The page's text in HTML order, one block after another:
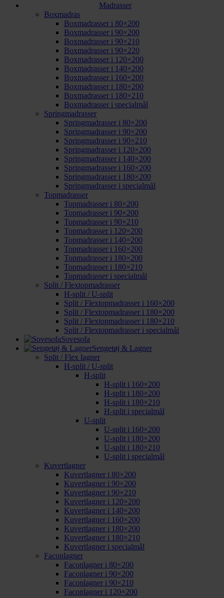
Madrasser
Boxmadras
Boxmadrasser i 80×200
Boxmadrasser i 90×200
Boxmadrasser i 90×210
Boxmadrasser i 90×220
Boxmadrasser i 120×200
Boxmadrasser i 140×200
Boxmadrasser i 160×200
Boxmadrasser i 180×200
Boxmadrasser i 180×210
Boxmadrasser i specialmål
Springmadrasser
Springmadrasser i 80×200
Springmadrasser i 90×200
Springmadrasser i 90×210
Springmadrasser i 120×200
Springmadrasser i 140×200
Springmadrasser i 160×200
Springmadrasser i 180×200
Springmadrasser i specialmål
Topmadrasser
Topmadrasser i 80×200
Topmadrasser i 90×200
Topmadrasser i 90×210
Topmadrasser i 120×200
Topmadrasser i 140×200
Topmadrasser i 160×200
Topmadrasser i 180×200
Topmadrasser i 180×210
Topmadrasser i specialmål
Split / Flextopmadrasser
H-split / U-split
Split / Flextopmadrasser i 160×200
Split / Flextopmadrasser i 180×200
Split / Flextopmadrasser i 180×210
Split / Flextopmadrasser i specialmål
Sovesofa
Sengetøj & Lagner
Split / Flex lagner
H-split / U-split
H-split
H-split i 160×200
H-split i 180×200
H-split i 180×210
H-split i specialmål
U-split
U-split i 160×200
U-split i 180×200
U-split i 180×210
U-split i specialmål
Kuvertlagner
Kuvertlagner i 80×200
Kuvertlagner i 90×200
Kuvertlagner i 90×210
Kuvertlagner i 120×200
Kuvertlagner i 140×200
Kuvertlagner i 160×200
Kuvertlagner i 180×200
Kuvertlagner i 180×210
Kuvertlagner i specialmål
Faconlagner
Faconlagner i 80×200
Faconlagner i 90×200
Faconlagner i 90×210
Faconlagner i 120×200